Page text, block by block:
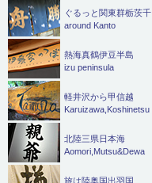
ぐるっと関東群栃茨千
around Kanto
熱海真鶴伊豆半島
izu peninsula
軽井沢から甲信越
Karuizawa,Koshinetsu
北陸三県日本海
Aomori,Mutsu&Dewa
旅は陸奥国出羽国